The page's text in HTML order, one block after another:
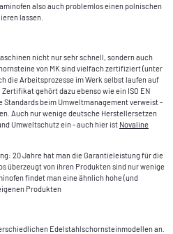
also auch problemlos einen polnischen
lassen.
nicht nur sehr schnell, sondern auch
von MK sind vielfach zertifiziert (unter
die Arbeitsprozesse im Werk selbst laufen auf
Zertifikat gehört dazu ebenso wie ein ISO EN
Standards beim Umweltmanagement verweist -
Auch nur wenige deutsche Herstellersetzen
Umweltschutz ein - auch hier ist Novaline
20 Jahre hat man die Garantieleistung für die
überzeugt von ihren Produkten sind nur wenige
findet man eine ähnlich hohe (und
Produkten
Edelstahlschornsteinmodellen an.